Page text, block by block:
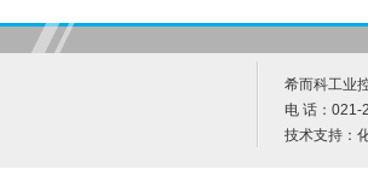
希而科工业
电 话：021-
技术支持：